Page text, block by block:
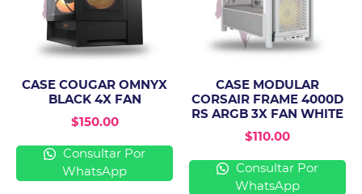
CASE COUGAR OMNYX
BLACK 4X FAN
$150.00
Consultar Por
WhatsApp
CASE MODULAR
CORSAIR FRAME 4000D
RS ARGB 3X FAN WHITE
$110.00
Consultar Por
WhatsApp